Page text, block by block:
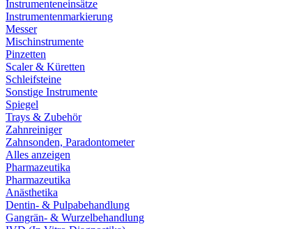
Instrumenteneinsätze
Instrumentenmarkierung
Messer
Mischinstrumente
Pinzetten
Scaler & Küretten
Schleifsteine
Sonstige Instrumente
Spiegel
Trays & Zubehör
Zahnreiniger
Zahnsonden, Paradontometer
Alles anzeigen
Pharmazeutika
Pharmazeutika
Anästhetika
Dentin- & Pulpabehandlung
Gangrän- & Wurzelbehandlung